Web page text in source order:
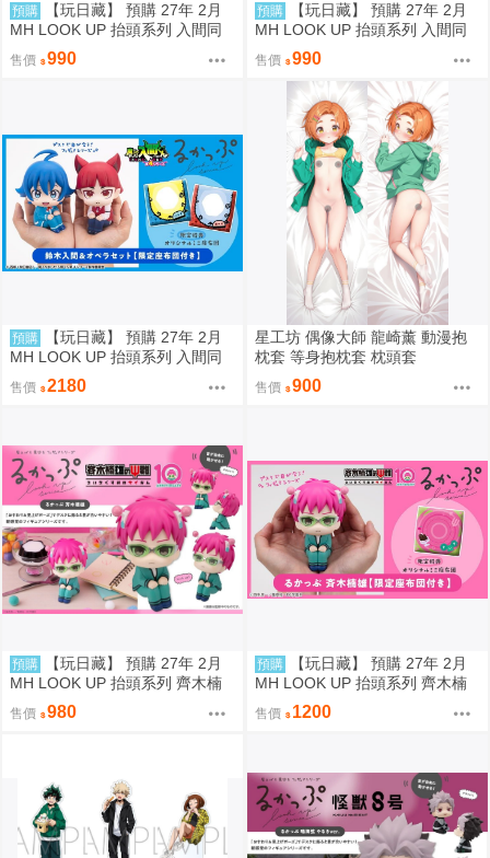
預購
【玩日藏】 預購 27年 2月
MH LOOK UP 抬頭系列 入間同
學入魔了 歐佩拉 抬頭公仔 代理
版
售價 990
預購
【玩日藏】 預購 27年 2月
MH LOOK UP 抬頭系列 入間同
學入魔了 鈴木入間 Iruma Suzuki
抬頭公仔 代理版
售價 990
預購
【玩日藏】 預購 27年 2月
MH LOOK UP 抬頭系列 入間同
學入魔了 鈴木入間 Iruma Suzuki
& 歐佩拉 抬頭公仔 特典 代理版
售價 2180
星工坊 偶像大師 龍崎薰 動漫抱
枕套 等身抱枕套 枕頭套
售價 900
預購
【玩日藏】 預購 27年 2月
MH LOOK UP 抬頭系列 齊木楠
雄的災難 齊木楠雄 抬頭公仔 代
理版
售價 980
預購
【玩日藏】 預購 27年 2月
MH LOOK UP 抬頭系列 齊木楠
雄的災難 齊木楠雄 抬頭公仔 特
典 代理版
售價 1200